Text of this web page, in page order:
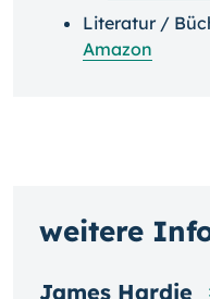
Literatur /
Amazon
weitere
James Hardie